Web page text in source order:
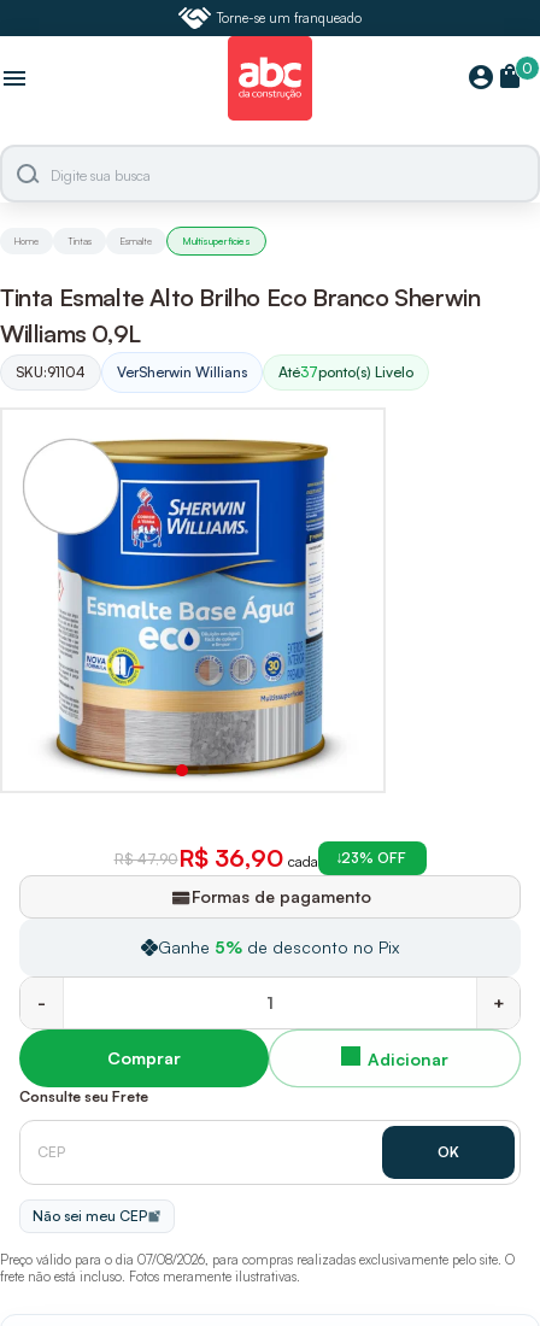
Torne-se um franqueado
menu account_circle 0
shopping_bag
Home Tintas Esmalte Multisuperfícies
Tinta Esmalte Alto Brilho Eco Branco Sherwin
Williams 0,9L
SKU:91104 VerSherwin Willians Até37ponto(s) Livelo
R$ 47,90R$ 36,90 cada 23% OFF
Ganhe 5% de desconto no Pix
Formas de pagamento
- +
Comprar
Consulte seu Frete
Não sei meu CEP
Preço válido para o dia 07/08/2026, para compras realizadas exclusivamente pelo site. O
frete não está incluso. Fotos meramente ilustrativas.